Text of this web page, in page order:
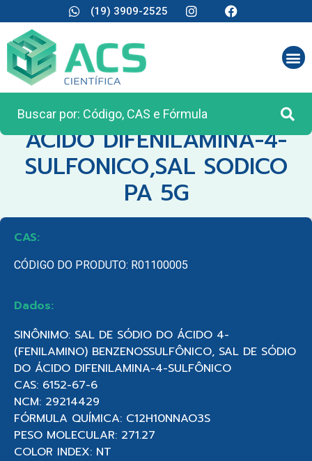
(19) 3909-2525
CATEGORIA:REAGENTES ANALÍTICOS
ACIDO DIFENILAMINA-4-
SULFONICO,SAL SODICO
PA 5G
CAS:
CÓDIGO DO PRODUTO: R01100005
Dados:
SINÔNIMO: SAL DE SÓDIO DO ÁCIDO 4-
(FENILAMINO) BENZENOSSULFÔNICO, SAL DE SÓDIO
DO ÁCIDO DIFENILAMINA-4-SULFÔNICO
CAS: 6152-67-6
NCM: 29214429
FÓRMULA QUÍMICA: C12H10NNAO3S
PESO MOLECULAR: 271.27
COLOR INDEX: NT